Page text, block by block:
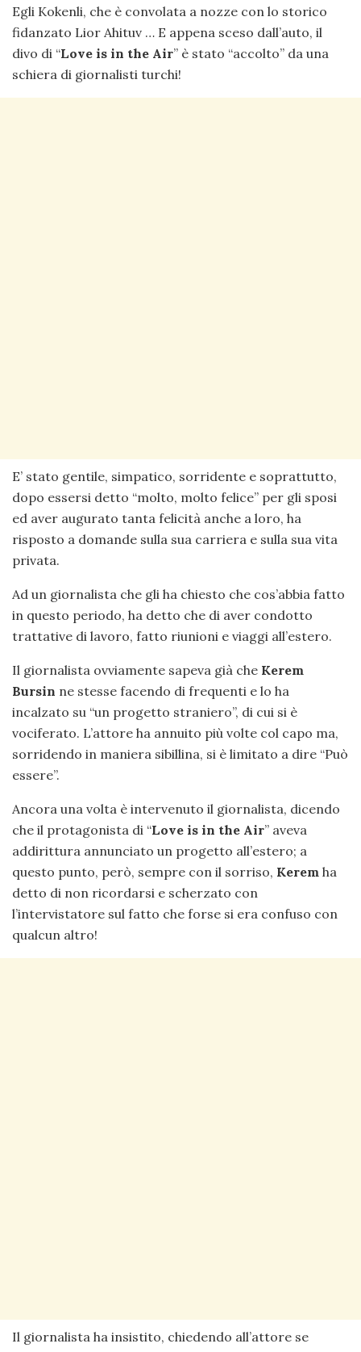
Egli Kokenli, che è convolata a nozze con lo storico
fidanzato Lior Ahituv … E appena sceso dall’auto, il
divo di “Love is in the Air” è stato “accolto” da una
schiera di giornalisti turchi!
E’ stato gentile, simpatico, sorridente e soprattutto,
dopo essersi detto “molto, molto felice” per gli sposi
ed aver augurato tanta felicità anche a loro, ha
risposto a domande sulla sua carriera e sulla sua vita
privata.
Ad un giornalista che gli ha chiesto che cos’abbia fatto
in questo periodo, ha detto che di aver condotto
trattative di lavoro, fatto riunioni e viaggi all’estero.
Il giornalista ovviamente sapeva già che Kerem
Bursin ne stesse facendo di frequenti e lo ha
incalzato su “un progetto straniero”, di cui si è
vociferato. L’attore ha annuito più volte col capo ma,
sorridendo in maniera sibillina, si è limitato a dire “Può
essere”.
Ancora una volta è intervenuto il giornalista, dicendo
che il protagonista di “Love is in the Air” aveva
addirittura annunciato un progetto all’estero; a
questo punto, però, sempre con il sorriso, Kerem ha
detto di non ricordarsi e scherzato con
l’intervistatore sul fatto che forse si era confuso con
qualcun altro!
Il giornalista ha insistito, chiedendo all’attore se